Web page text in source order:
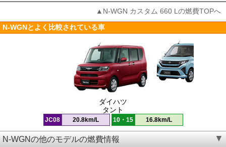
▲N-WGN カスタム 660 Lの燃費TOPへ
N-WGNとよく比較されている車
ダイハツ
タント
JC08 20.8km/L 10・15 16.8km/L
N-WGNの他のモデルの燃費情報